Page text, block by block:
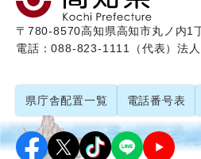
〒780-8570高知県高知市丸ノ内1
電話：088-823-1111（代表）法
県庁舎配置一覧 電話番号表